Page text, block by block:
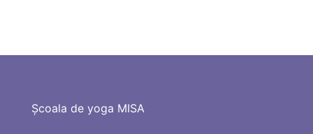
Școala de yoga MISA